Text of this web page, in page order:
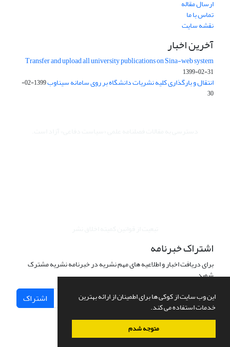
این وب سایت از کوکی ها برای اطمینان از ارائه بهترین
خدمات استفاده می کند.
متوجه شدم
ارسال مقاله
تماس با ما
نقشه سایت
آخرین اخبار
Transfer and upload all university publications on Sina-web system
1399-02-31
انتقال و بارگذاری کلیه نشریات دانشگاه بر روی سامانه سیناوب
1399-02-
30
اشتراک خبرنامه
برای دریافت اخبار و اطلاعیه های مهم نشریه در خبرنامه نشریه مشترک
شوید.
اشتراک